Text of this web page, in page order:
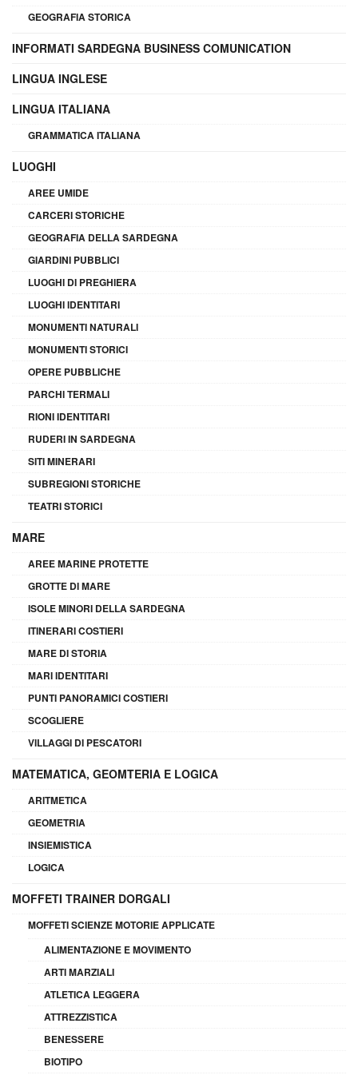
GEOGRAFIA STORICA
INFORMATI SARDEGNA BUSINESS COMUNICATION
LINGUA INGLESE
LINGUA ITALIANA
GRAMMATICA ITALIANA
LUOGHI
AREE UMIDE
CARCERI STORICHE
GEOGRAFIA DELLA SARDEGNA
GIARDINI PUBBLICI
LUOGHI DI PREGHIERA
LUOGHI IDENTITARI
MONUMENTI NATURALI
MONUMENTI STORICI
OPERE PUBBLICHE
PARCHI TERMALI
RIONI IDENTITARI
RUDERI IN SARDEGNA
SITI MINERARI
SUBREGIONI STORICHE
TEATRI STORICI
MARE
AREE MARINE PROTETTE
GROTTE DI MARE
ISOLE MINORI DELLA SARDEGNA
ITINERARI COSTIERI
MARE DI STORIA
MARI IDENTITARI
PUNTI PANORAMICI COSTIERI
SCOGLIERE
VILLAGGI DI PESCATORI
MATEMATICA, GEOMTERIA E LOGICA
ARITMETICA
GEOMETRIA
INSIEMISTICA
LOGICA
MOFFETI TRAINER DORGALI
MOFFETI SCIENZE MOTORIE APPLICATE
ALIMENTAZIONE E MOVIMENTO
ARTI MARZIALI
ATLETICA LEGGERA
ATTREZZISTICA
BENESSERE
BIOTIPO